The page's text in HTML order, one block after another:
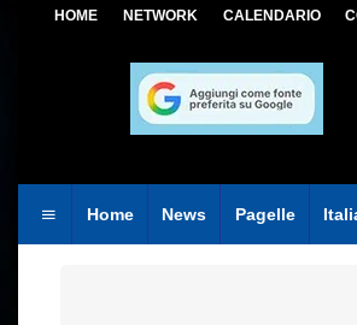
HOME NETWORK CALENDARIO
Home News Pagelle